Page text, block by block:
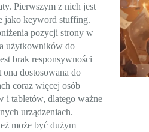
Pierwszym z nich jest
jako keyword stuffing.
pozycji strony w
użytkowników do
brak responsywności
dostosowana do
coraz więcej osób
i tabletów, dlatego ważne
urządzeniach.
może być dużym